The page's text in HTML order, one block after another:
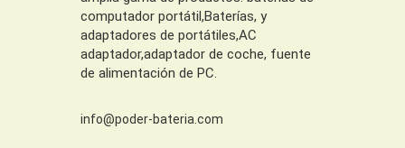
computador portátil,Baterías, y
adaptadores de portátiles,AC
adaptador,adaptador de coche, fuente
de alimentación de PC.
info@poder-bateria.com